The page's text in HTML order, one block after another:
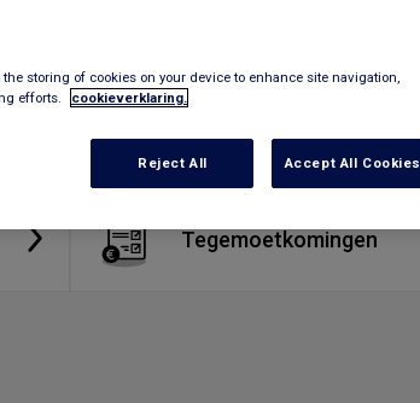
Tegemoetkomingen
storing of cookies on your device to enhance site navigation,
efforts.
cookieverklaring.
Reject All Accept All Cookies